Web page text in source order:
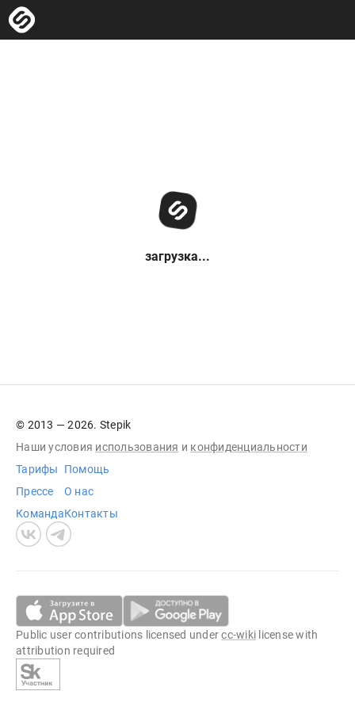
загрузка...
© 2013 — 2026. Stepik
Наши условия использования и конфиденциальности
Тарифы
Прессе
Команда
Помощь
О нас
Контакты
Public user contributions licensed undercc-wiki license with
attribution required